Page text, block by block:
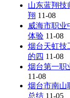
山东蓝翔技
翔 11-08
威海市职业
体验 11-08
烟台天虹技
的四 11-08
烟台第一职
11-08
烟台市南山
总结 11-05